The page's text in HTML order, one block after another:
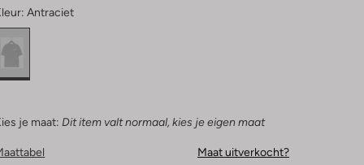
Antraciet
je maat: Dit item valt normaal, kies je eigen maat
Maat uitverkocht?